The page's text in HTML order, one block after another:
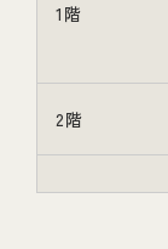
1階
2階